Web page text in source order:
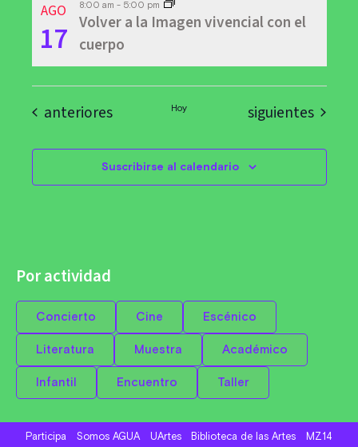
AGO
17
8:00 am - 5:00 pm
Volver a la Imagen vivencial con el
cuerpo
Eventos
anteriores Hoy Eventos
siguientes
Suscribirse al calendario
Por actividad
Concierto Cine Escénico
Literatura Muestra Académico
Infantil Encuentro Taller
Participa Somos AGUA UArtes Biblioteca de las Artes MZ14